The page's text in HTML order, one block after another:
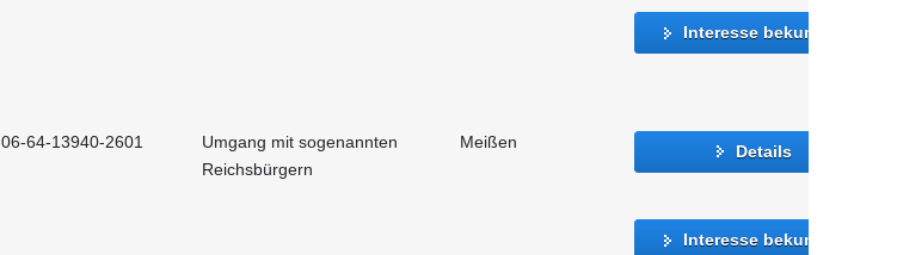
Interesse bekunden
06-64-13940-2601
Umgang mit sogenannten
Reichsbürgern
Meißen Details
Interesse bekunden